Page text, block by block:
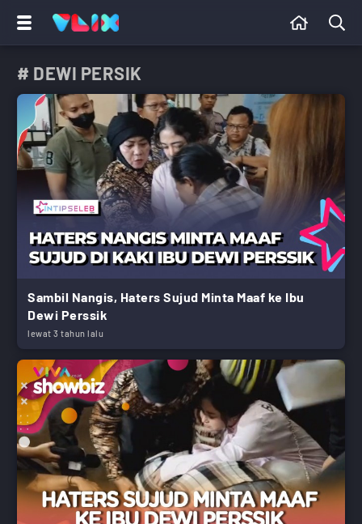
# DEWI PERSIK
Sambil Nangis, Haters Sujud Minta Maaf ke Ibu
Dewi Perssik
lewat 3 tahun lalu